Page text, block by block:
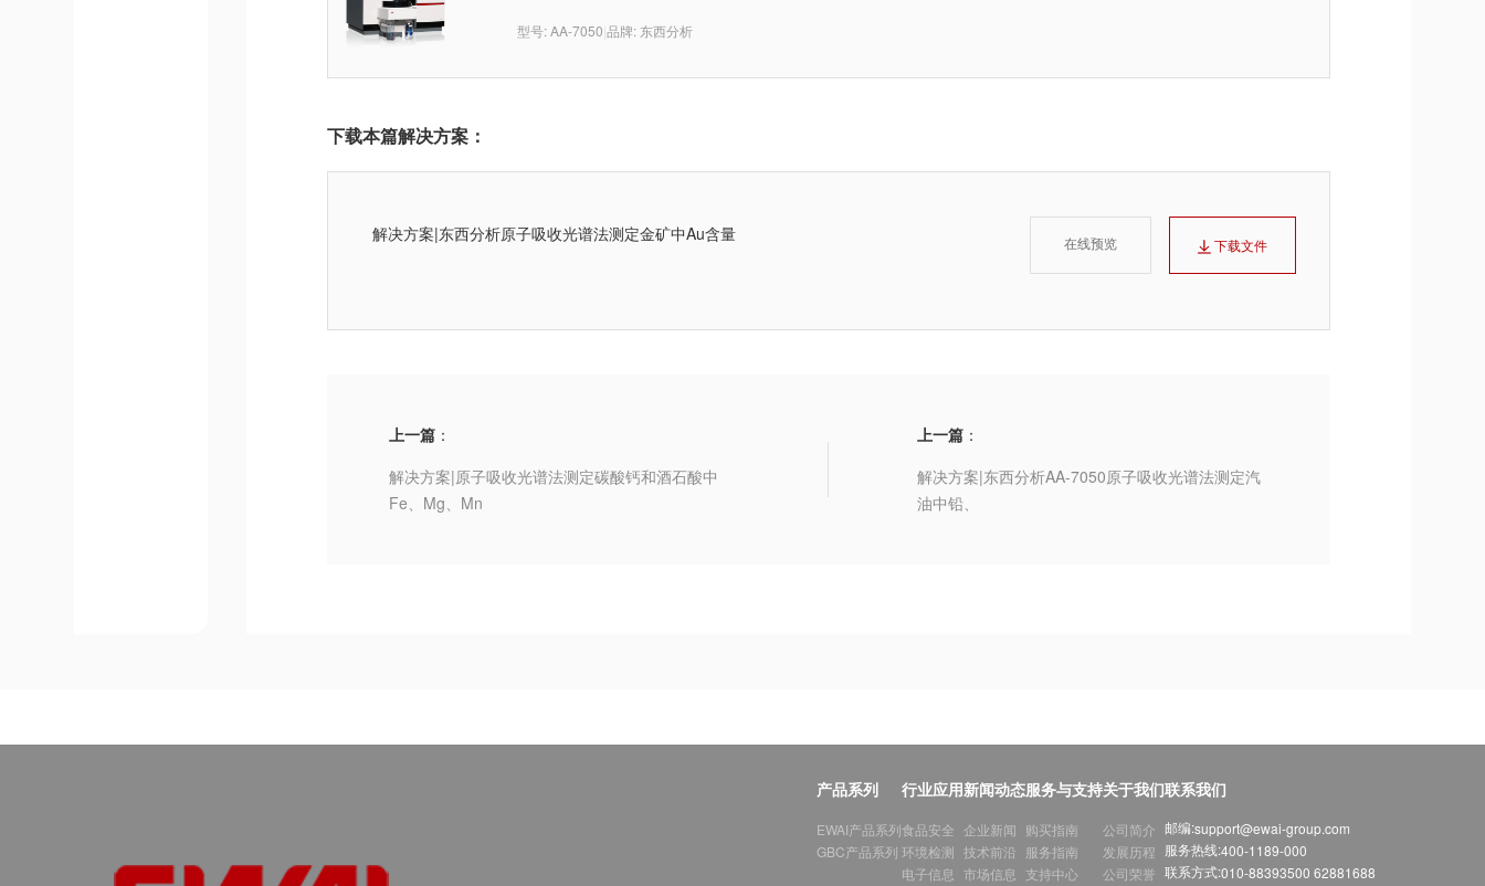
型号: AA-7050 品牌: 东西分析
下载本篇解决方案：
解决方案|东西分析原子吸收光谱法测定金矿中Au含量 在线预览 下载文件
上一篇 ：
解决方案|原子吸收光谱法测定碳酸钙和酒石酸中
Fe、Mg、Mn
上一篇：
解决方案|东西分析AA-7050原子吸收光谱法测定汽
油中铅、
产品系列
EWAI产品系列
GBC产品系列
行业应用
食品安全
环境检测
电子信息
新闻动态
企业新闻
技术前沿
市场信息
服务与支持
购买指南
服务指南
支持中心
关于我们
公司简介
发展历程
公司荣誉
联系我们
邮编:support@ewai-group.com
服务热线:400-1189-000
联系方式:010-88393500 62881688